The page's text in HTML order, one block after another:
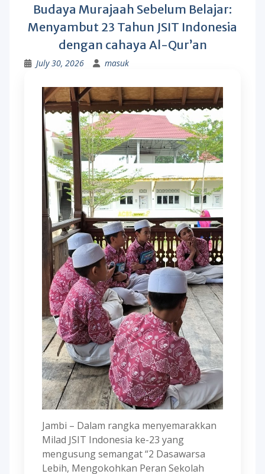
Budaya Murajaah Sebelum Belajar:
Menyambut 23 Tahun JSIT Indonesia
dengan cahaya Al-Qur’an
July 30, 2026 masuk
Jambi – Dalam rangka menyemarakkan
Milad JSIT Indonesia ke-23 yang
mengusung semangat “2 Dasawarsa
Lebih, Mengokohkan Peran Sekolah